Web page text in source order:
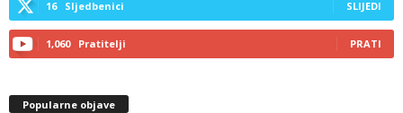
16 Sljedbenici SLIJEDI
1,060 Pratitelji PRATI
Popularne objave